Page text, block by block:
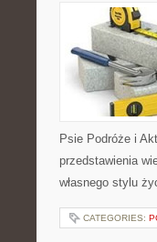
Psie Podróże i
przedstawienia
własnego stylu
CATEGORIES: